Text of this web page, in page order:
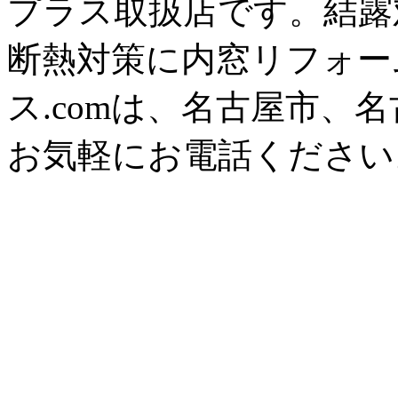
プラス取扱店です。結
断熱対策に内窓リフォ
ス.comは、名古屋市、
お気軽にお電話くださ